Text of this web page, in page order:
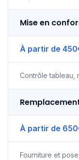
Mise en
À partir de
Contrôle tableau,
À partir de
Fourniture et